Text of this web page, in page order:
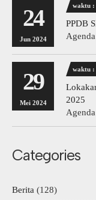
24
Jun 2024
waktu :
PPDB
29
Mei 2024
waktu :
2025
Categories
Berita (128)